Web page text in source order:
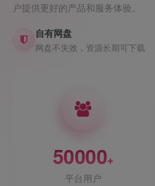
户提供更好的产品和服务体验。
自有网盘
网盘不失效，资源长期可下载
50000+
平台用户